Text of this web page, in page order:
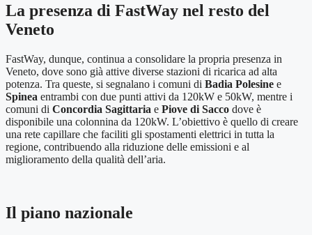
La presenza di FastWay nel resto del
Veneto
FastWay, dunque, continua a consolidare la propria presenza in
Veneto, dove sono già attive diverse stazioni di ricarica ad alta
potenza. Tra queste, si segnalano i comuni di Badia Polesine e
Spinea entrambi con due punti attivi da 120kW e 50kW, mentre i
comuni di Concordia Sagittaria e Piove di Sacco dove è
disponibile una colonnina da 120kW. L’obiettivo è quello di creare
una rete capillare che faciliti gli spostamenti elettrici in tutta la
regione, contribuendo alla riduzione delle emissioni e al
miglioramento della qualità dell’aria.
Il piano nazionale